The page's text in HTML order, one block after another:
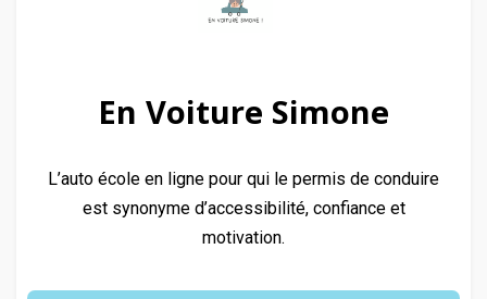
En Voiture Simone
L’auto école en ligne pour qui le permis de conduire
est synonyme d’accessibilité, confiance et
motivation.